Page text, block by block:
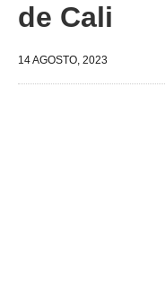
de Cali
14 AGOSTO, 2023